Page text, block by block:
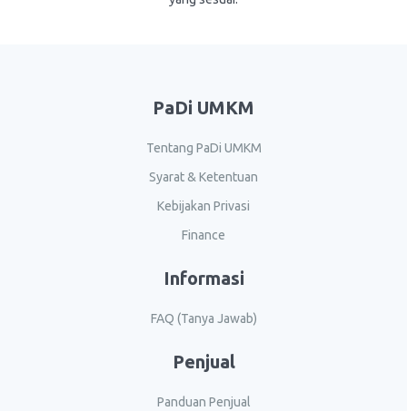
PaDi UMKM
Tentang PaDi UMKM
Syarat & Ketentuan
Kebijakan Privasi
Finance
Informasi
FAQ (Tanya Jawab)
Penjual
Panduan Penjual